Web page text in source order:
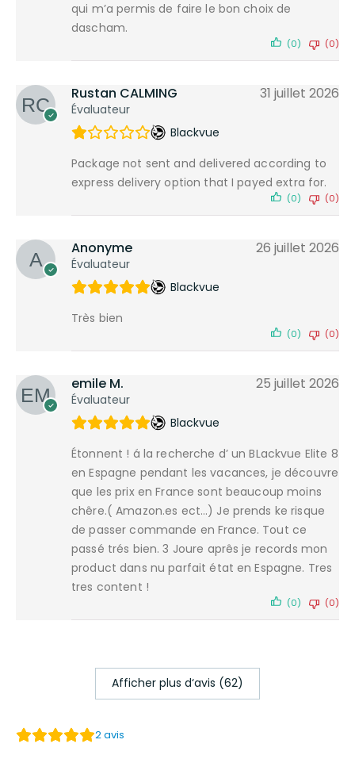
qui m’a permis de faire le bon choix de
dascham.
(0) (0)
Rustan CALMING
Évaluateur
31 juillet 2026
Blackvue
Package not sent and delivered according to
express delivery option that I payed extra for.
(0) (0)
Anonyme
Évaluateur
26 juillet 2026
Blackvue
Très bien
(0) (0)
emile M.
Évaluateur
25 juillet 2026
Blackvue
Étonnent ! á la recherche d’ un BLackvue Elite 8
en Espagne pendant les vacances, je découvre
que les prix en France sont beaucoup moins
chêre.( Amazon.es ect…) Je prends ke risque
de passer commande en France. Tout ce
passé trés bien. 3 Joure aprês je records mon
product dans nu parfait état en Espagne. Tres
tres content !
(0) (0)
Afficher plus d‘avis (62)
2avis